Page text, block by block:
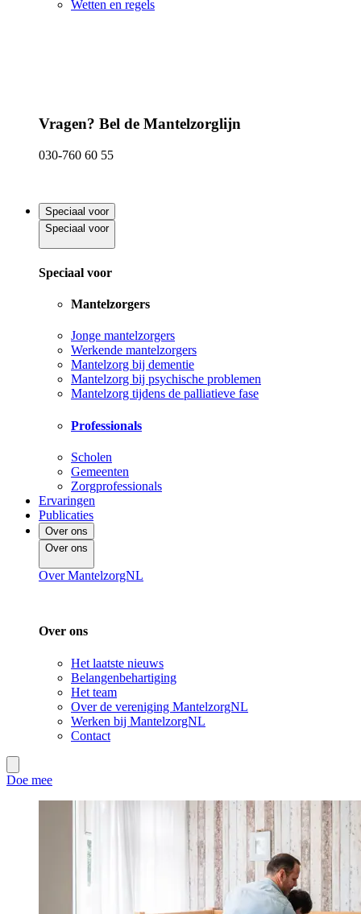
Wetten en regels
Vragen? Bel de Mantelzorglijn
030-760 60 55
Speciaal voor
Speciaal voor
Speciaal voor
Mantelzorgers
Jonge mantelzorgers
Werkende mantelzorgers
Mantelzorg bij dementie
Mantelzorg bij psychische problemen
Mantelzorg tijdens de palliatieve fase
Professionals
Scholen
Gemeenten
Zorgprofessionals
Ervaringen
Publicaties
Over ons
Over ons
Over MantelzorgNL
Over ons
Het laatste nieuws
Belangenbehartiging
Het team
Over de vereniging MantelzorgNL
Werken bij MantelzorgNL
Contact
Doe mee